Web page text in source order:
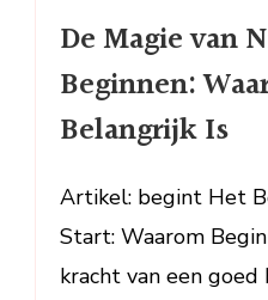
De Magie van
Beginnen:
Belangrijk Is
Artikel: begint Het
Start: Waarom
kracht van een